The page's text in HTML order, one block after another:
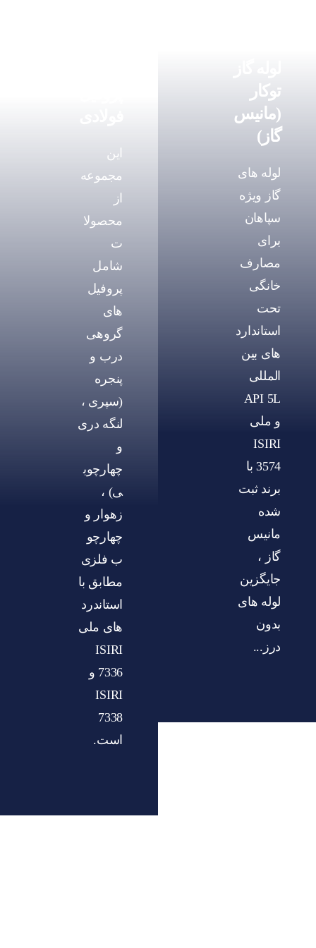
توکار
(مانیس
گاز)
لوله های
گاز ویژه
سپاهان
برای
مصارف
خانگی
تحت
استاندارد
های بین
المللی
API 5L
و ملی
ISIRI
3574 با
برند ثبت
شده
مانیس
گاز ،
جایگزین
لوله های
بدون
درز...
این
مجموعه
از
محصولا
ت
شامل
پروفیل
های
گروهی
درب و
پنجره
(سپری ،
لنگه دری
و
چهارچوب
ی) ،
زهوار و
چهارچو
ب فلزی
مطابق با
استاندرد
های ملی
ISIRI
7336 و
ISIRI
7338
است.